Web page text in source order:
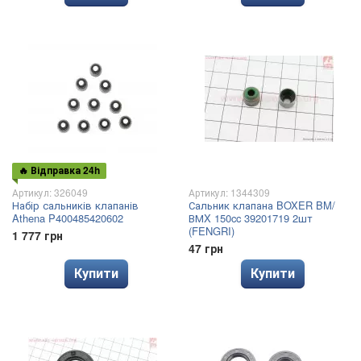
🔥 Відправка 24h
Артикул: 326049
Набір сальників клапанів
Athena P400485420602
1 777 грн
Купити
Артикул: 1344309
Сальник клапана BOXER BM/
ВМX 150cc 39201719 2шт
(FENGRI)
47 грн
Купити